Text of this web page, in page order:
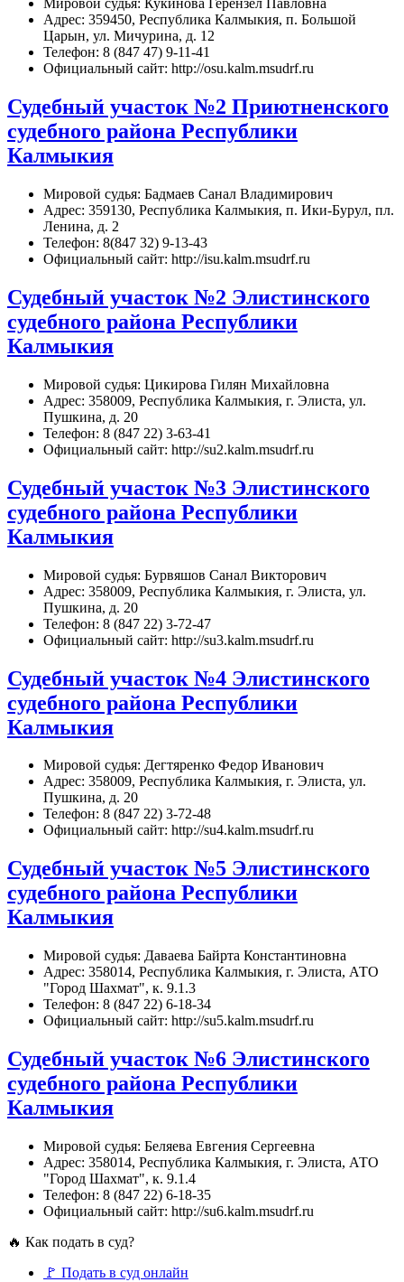
Мировой судья: Кукинова Герензел Павловна
Адрес: 359450, Республика Калмыкия, п. Большой
Царын, ул. Мичурина, д. 12
Телефон: 8 (847 47) 9-11-41
Официальный сайт: http://osu.kalm.msudrf.ru
Судебный участок №2 Приютненского
судебного района Республики
Калмыкия
Мировой судья: Бадмаев Санал Владимирович
Адрес: 359130, Республика Калмыкия, п. Ики-Бурул, пл.
Ленина, д. 2
Телефон: 8(847 32) 9-13-43
Официальный сайт: http://isu.kalm.msudrf.ru
Судебный участок №2 Элистинского
судебного района Республики
Калмыкия
Мировой судья: Цикирова Гилян Михайловна
Адрес: 358009, Республика Калмыкия, г. Элиста, ул.
Пушкина, д. 20
Телефон: 8 (847 22) 3-63-41
Официальный сайт: http://su2.kalm.msudrf.ru
Судебный участок №3 Элистинского
судебного района Республики
Калмыкия
Мировой судья: Бурвяшов Санал Викторович
Адрес: 358009, Республика Калмыкия, г. Элиста, ул.
Пушкина, д. 20
Телефон: 8 (847 22) 3-72-47
Официальный сайт: http://su3.kalm.msudrf.ru
Судебный участок №4 Элистинского
судебного района Республики
Калмыкия
Мировой судья: Дегтяренко Федор Иванович
Адрес: 358009, Республика Калмыкия, г. Элиста, ул.
Пушкина, д. 20
Телефон: 8 (847 22) 3-72-48
Официальный сайт: http://su4.kalm.msudrf.ru
Судебный участок №5 Элистинского
судебного района Республики
Калмыкия
Мировой судья: Даваева Байрта Константиновна
Адрес: 358014, Республика Калмыкия, г. Элиста, АТО
"Город Шахмат", к. 9.1.3
Телефон: 8 (847 22) 6-18-34
Официальный сайт: http://su5.kalm.msudrf.ru
Судебный участок №6 Элистинского
судебного района Республики
Калмыкия
Мировой судья: Беляева Евгения Сергеевна
Адрес: 358014, Республика Калмыкия, г. Элиста, АТО
"Город Шахмат", к. 9.1.4
Телефон: 8 (847 22) 6-18-35
Официальный сайт: http://su6.kalm.msudrf.ru
🔥 Как подать в суд?
🚩 Подать в суд онлайн